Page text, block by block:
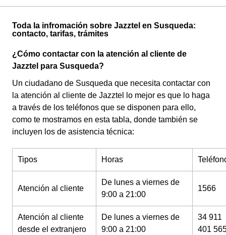
Toda la infromación sobre Jazztel en Susqueda:
contacto, tarifas, trámites
¿Cómo contactar con la atención al cliente de
Jazztel para Susqueda?
Un ciudadano de Susqueda que necesita contactar con
la atención al cliente de Jazztel lo mejor es que lo haga
a través de los teléfonos que se disponen para ello,
como te mostramos en esta tabla, donde también se
incluyen los de asistencia técnica:
Tipos Horas
Atención al cliente
De lunes a viernes de
9:00 a 21:00
1566
Atención al cliente
desde el extranjero
De lunes a viernes de
9:00 a 21:00
34 911
401